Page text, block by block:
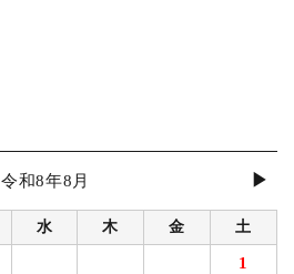
令和8年8月 ▶
水 木 金 土
1